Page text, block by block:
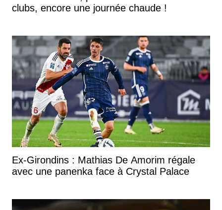
clubs, encore une journée chaude !
Ex-Girondins : Mathias De Amorim régale
avec une panenka face à Crystal Palace